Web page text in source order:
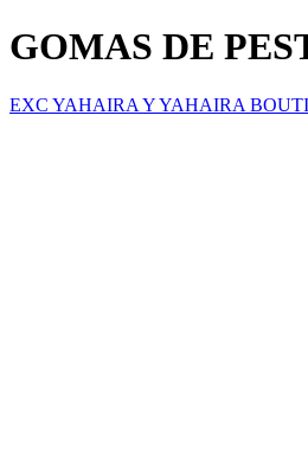
GOMAS DE
EXC YAHAIRA Y YAHAIRA